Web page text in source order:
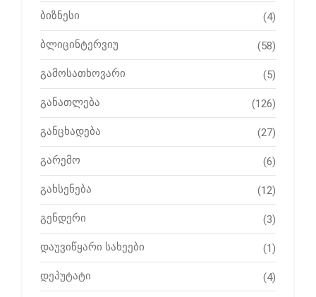
ბიზნესი (4)
ბლიცინტერვიუ (58)
გამოსათხოვარი (5)
განათლება (126)
განცხადება (27)
გარემო (6)
გახსენება (12)
გენდერი (3)
დაუვიწყარი სახეები (1)
დეპუტატი (4)